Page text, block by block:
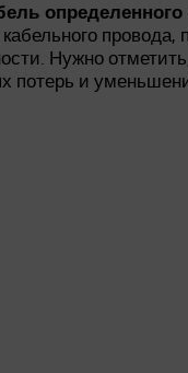
определенного
Нужно
потерь и